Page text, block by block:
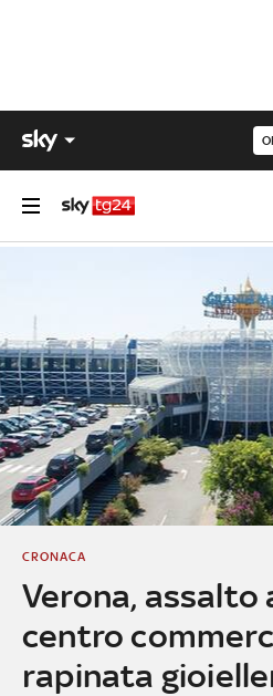
Verona, assalto
centro
rapinata
CRONACA